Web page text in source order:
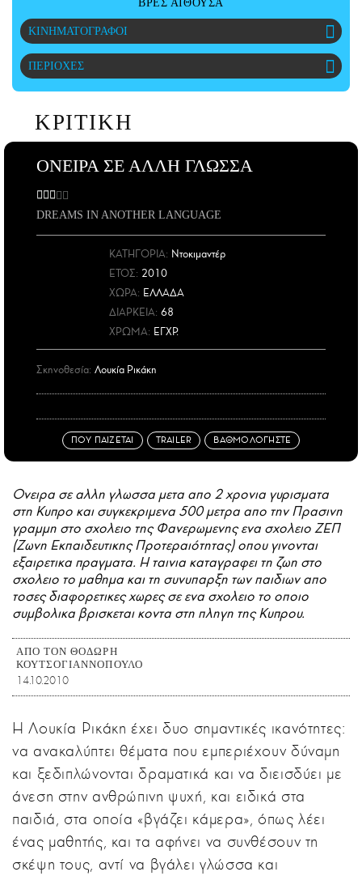
ΑΜΠΑ
PRINT
ΒΡΕΣ ΑΙΘΟΥΣΑ
ΚΙΝΗΜΑΤΟΓΡΑΦΟΙ
ΠΕΡΙΟΧΕΣ
ΚΡΙΤΙΚΗ
ΟΝΕΙΡΑ ΣΕ ΑΛΛΗ ΓΛΩΣΣΑ
DREAMS IN ANOTHER LANGUAGE
ΚΑΤΗΓΟΡΙΑ: Ντοκιμαντέρ
ΕΤΟΣ: 2010
ΧΩΡΑ: ΕΛΛΑΔΑ
ΔΙΑΡΚΕΙΑ: 68
ΧΡΩΜΑ: ΕΓΧΡ.
Σκηνοθεσία: Λουκία Ρικάκη
ΠΟΥ ΠΑΙΖΕΤΑΙ TRAILER ΒΑΘΜΟΛΟΓΗΣΤΕ
Ονειρα σε αλλη γλωσσα μετα απο 2 χρονια γυρισματα
στη Κυπρο και συγκεκριμενα 500 μετρα απο την Πρασινη
γραμμη στο σχολειο της Φανερωμενης ενα σχολειο ΖΕΠ
(Ζωνη Εκπαιδευτικης Προτεραιότητας) οπου γινονται
εξαιρετικα πραγματα. Η ταινια καταγραφει τη ζωη στο
σχολειο το μαθημα και τη συνυπαρξη των παιδιων απο
τοσες διαφορετικες χωρες σε ενα σχολειο το οποιο
συμβολικα βρισκεται κοντα στη πληγη της Κυπρου.
ΑΠΟ ΤΟΝ ΘΟΔΩΡΗ
ΚΟΥΤΣΟΓΙΑΝΝΟΠΟΥΛΟ
14.10.2010
Η Λουκία Ρικάκη έχει δυο σημαντικές ικανότητες:
να ανακαλύπτει θέματα που εμπεριέχουν δύναμη
και ξεδιπλώνονται δραματικά και να διεισδύει με
άνεση στην ανθρώπινη ψυχή, και ειδικά στα
παιδιά, στα οποία «βγάζει κάμερα», όπως λέει
ένας μαθητής, και τα αφήνει να συνθέσουν τη
σκέψη τους, αντί να βγάλει γλώσσα και